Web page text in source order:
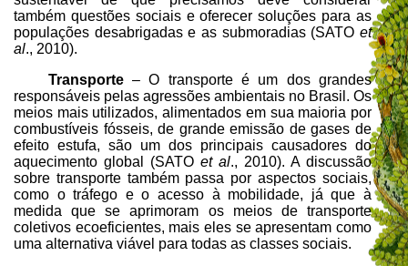
também questões sociais e oferecer soluções para as
populações desabrigadas e as submoradias (SATO et
al., 2010).
Transporte– O transporte é um dos grandes
responsáveis pelas agressões ambientais no Brasil. Os
meios mais utilizados, alimentados em sua maioria por
combustíveis fósseis, de grande emissão de gases de
efeito estufa, são um dos principais causadores do
aquecimento global (SATO et al., 2010). A discussão
sobre transporte também passa por aspectos sociais,
como o tráfego e o acesso à mobilidade, já que à
medida que se aprimoram os meios de transporte
coletivos ecoeficientes, mais eles se apresentam como
uma alternativa viável para todas as classes sociais.